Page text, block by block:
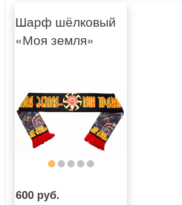
Шарф шёлковый
«Моя земля»
600 руб.